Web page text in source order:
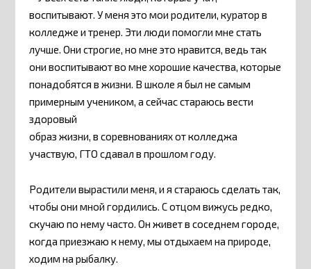
воспитывают. У меня это мои родители, куратор в
колледже и тренер. Эти люди помогли мне стать
лучше. Они строгие, но мне это нравится, ведь так
они воспитывают во мне хорошие качества, которые
понадобятся в жизни. В школе я был не самым
примерным учеником, а сейчас стараюсь вести
здоровый
образ жизни, в соревнованиях от колледжа
участвую, ГТО сдавал в прошлом году.
Родители вырастили меня, и я стараюсь сделать так,
чтобы они мной гордились. С отцом вижусь редко,
скучаю по нему часто. Он живет в соседнем городе,
когда приезжаю к нему, мы отдыхаем на природе,
ходим на рыбалку.